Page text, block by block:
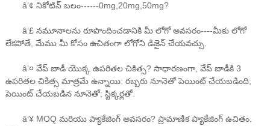
â‘¢ నికోటిన్ బలం------0mg,20mg,50mg?
â‘£ నమూనాలను రూపొందించడానికి మీ లోగో అవసరం----మీకు లోగో
లేకపోతే, మేము మీ కోసం ఉచితంగా లోగోని డిజైన్ చేయవచ్చు.
â‘¤ వేప్ బాడీ యొక్క ఉపరితల చికిత్స? సాధారణంగా, వేప్ బాడీకి 3
ఉపరితల చికిత్స మాత్రమే ఉన్నాయి: రబ్బరు నూనెతో పెయింట్ చేయబడింది;
పెయింట్ చేయబడిన నూనెతో; స్టిక్కర్లతో.
â‘¥ MOQ మరియు ప్యాకేజింగ్ అవసరం? ప్రామాణిక ప్యాకేజింగ్ ఉచితం.